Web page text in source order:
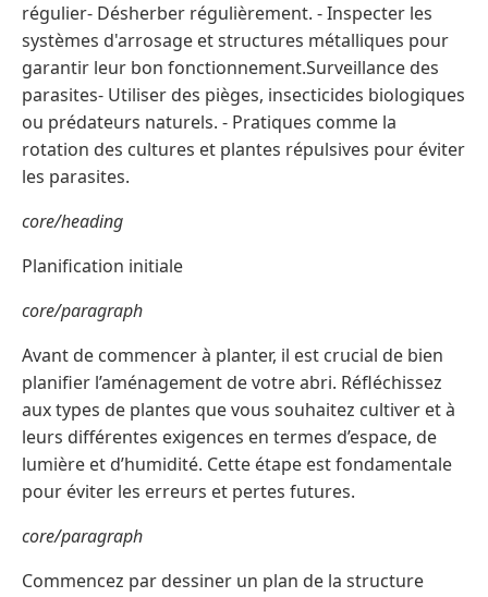
régulier- Désherber régulièrement. - Inspecter les
systèmes d'arrosage et structures métalliques pour
garantir leur bon fonctionnement.Surveillance des
parasites- Utiliser des pièges, insecticides biologiques
ou prédateurs naturels. - Pratiques comme la
rotation des cultures et plantes répulsives pour éviter
les parasites.
core/heading
Planification initiale
core/paragraph
Avant de commencer à planter, il est crucial de bien
planifier l’aménagement de votre abri. Réfléchissez
aux types de plantes que vous souhaitez cultiver et à
leurs différentes exigences en termes d’espace, de
lumière et d’humidité. Cette étape est fondamentale
pour éviter les erreurs et pertes futures.
core/paragraph
Commencez par dessiner un plan de la structure